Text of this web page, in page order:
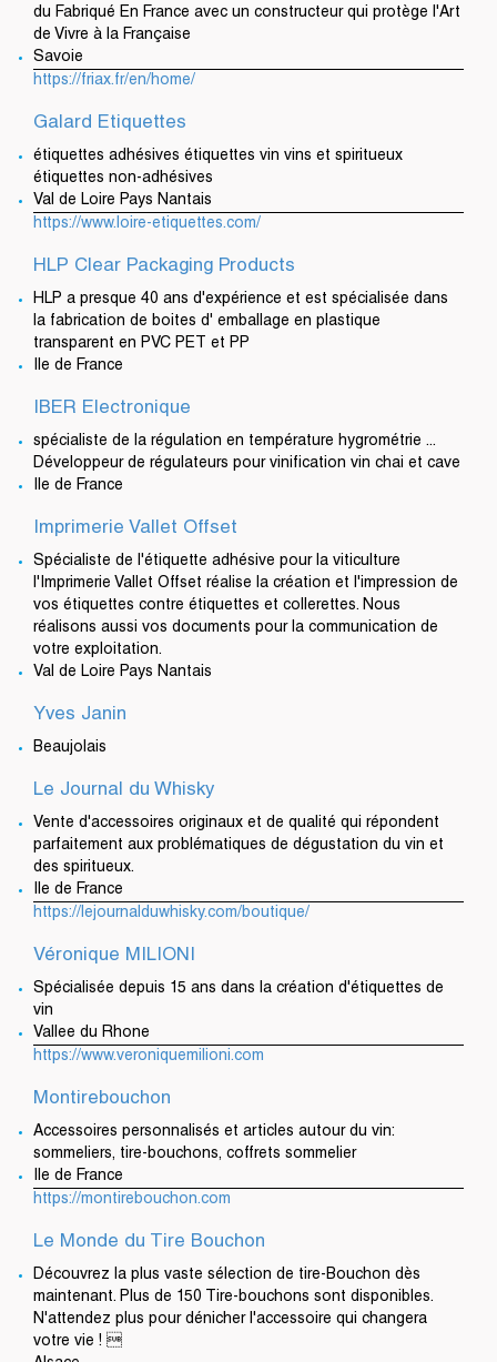
du Fabriqué En France avec un constructeur qui protège l'Art
de Vivre à la Française
Savoie
https://friax.fr/en/home/
Galard Etiquettes
étiquettes adhésives étiquettes vin vins et spiritueux
étiquettes non-adhésives
Val de Loire Pays Nantais
https://www.loire-etiquettes.com/
HLP Clear Packaging Products
HLP a presque 40 ans d'expérience et est spécialisée dans
la fabrication de boites d' emballage en plastique
transparent en PVC PET et PP
Ile de France
IBER Electronique
spécialiste de la régulation en température hygrométrie ...
Développeur de régulateurs pour vinification vin chai et cave
Ile de France
Imprimerie Vallet Offset
Spécialiste de l'étiquette adhésive pour la viticulture
l'Imprimerie Vallet Offset réalise la création et l'impression de
vos étiquettes contre étiquettes et collerettes. Nous
réalisons aussi vos documents pour la communication de
votre exploitation.
Val de Loire Pays Nantais
Yves Janin
Beaujolais
Le Journal du Whisky
Vente d'accessoires originaux et de qualité qui répondent
parfaitement aux problématiques de dégustation du vin et
des spiritueux.
Ile de France
https://lejournalduwhisky.com/boutique/
Véronique MILIONI
Spécialisée depuis 15 ans dans la création d'étiquettes de
vin
Vallee du Rhone
https://www.veroniquemilioni.com
Montirebouchon
Accessoires personnalisés et articles autour du vin:
sommeliers, tire-bouchons, coffrets sommelier
Ile de France
https://montirebouchon.com
Le Monde du Tire Bouchon
Découvrez la plus vaste sélection de tire-Bouchon dès
maintenant. Plus de 150 Tire-bouchons sont disponibles.
N'attendez plus pour dénicher l'accessoire qui changera
votre vie ! 